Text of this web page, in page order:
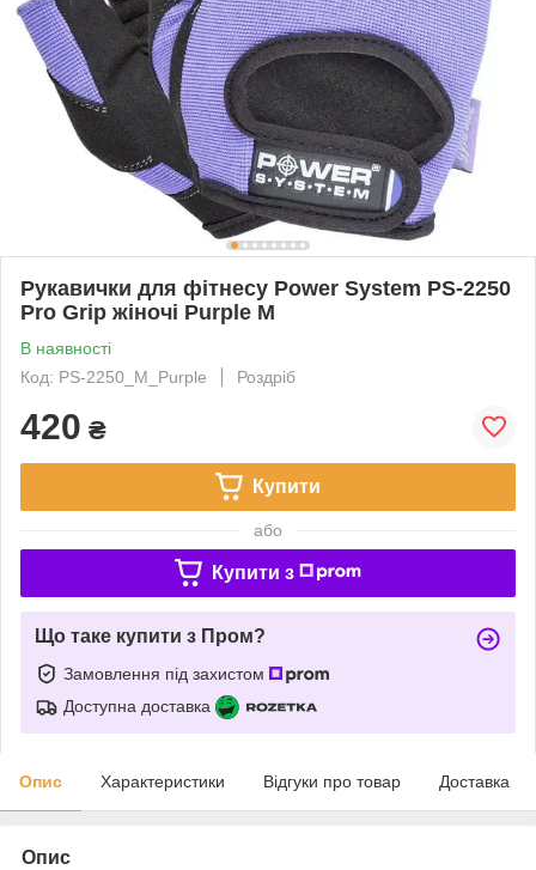
Рукавички для фітнесу Power System PS-2250
Pro Grip жіночі Purple M
В наявності
Код: PS-2250_M_Purple
Роздріб
420 ₴
Купити
або
Купити з
Що таке купити з Пром?
Замовлення під захистом
Доступна доставка
Опис Характеристики Відгуки про товар Доставка
Опис